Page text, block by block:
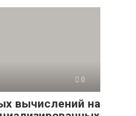
0
вычислений на